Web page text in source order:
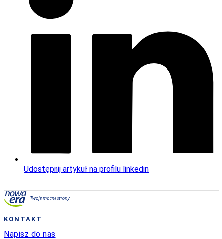
Udostępnij artykuł na profilu linkedin
KONTAKT
Napisz do nas